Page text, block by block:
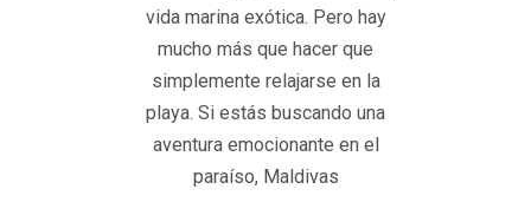
vida marina exótica. Pero hay
mucho más que hacer que
simplemente relajarse en la
playa. Si estás buscando una
aventura emocionante en el
paraíso, Maldivas